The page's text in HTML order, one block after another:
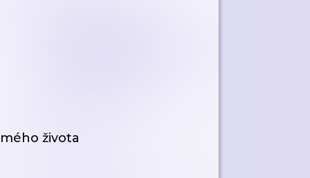
života